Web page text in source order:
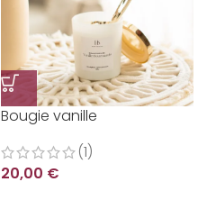
Bougie vanille
(1)
20,00 €